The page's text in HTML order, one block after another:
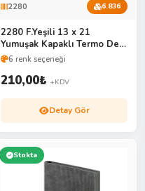
2280 6.836
2280 F.Yeşili 13 x 21
Yumuşak Kapaklı Termo Deri̇
Defter
6 renk seçeneği
210,00₺ +KDV
Detay Gör
Stokta